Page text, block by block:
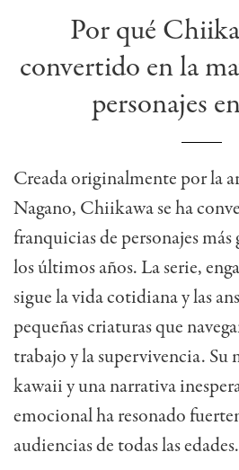
Por qué
convertido en la
personajes
Creada originalmente por la
Nagano, Chiikawa se ha
franquicias de personajes más
los últimos años. La serie,
sigue la vida cotidiana y las
pequeñas criaturas que
trabajo y la supervivencia. Su
kawaii y una narrativa
emocional ha resonado
audiencias de todas las edades.